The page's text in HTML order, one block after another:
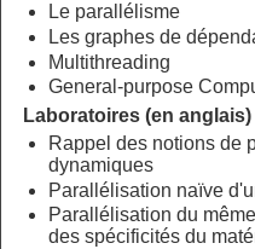
Le parallélisme
Les graphes de
Multithreading
General-purpose
Laboratoires (en anglais)
Rappel des notions de
dynamiques
Parallélisation naïve
Parallélisation du
des spécificités du